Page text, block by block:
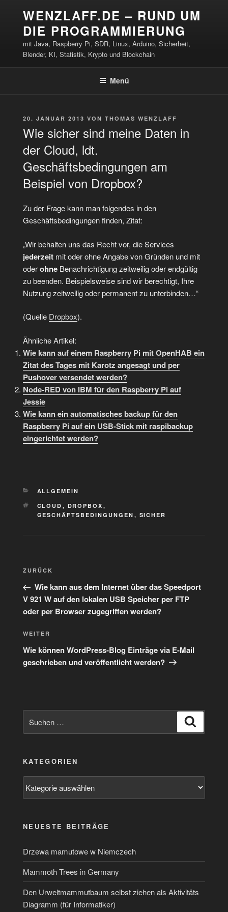
springen
WENZLAFF.DE – RUND UM
DIE PROGRAMMIERUNG
mit Java, Raspberry Pi, SDR, Linux, Arduino, Sicherheit,
Blender, KI, Statistik, Krypto und Blockchain
Menü
VERÖFFENTLICHT
20. JANUAR 2013 VON THOMAS WENZLAFF
Wie sicher sind meine Daten in
der Cloud, ldt.
Geschäftsbedingungen am
Beispiel von Dropbox?
Zu der Frage kann man folgendes in den
Geschäftsbedingungen finden, Zitat:
„Wir behalten uns das Recht vor, die Services
jederzeit mit oder ohne Angabe von Gründen und mit
oderohne Benachrichtigung zeitweilig oder endgültig
zu beenden. Beispielsweise sind wir berechtigt, Ihre
Nutzung zeitweilig oder permanent zu unterbinden…“
(Quelle Dropbox).
Ähnliche Artikel:
Wie kann auf einem Raspberry Pi mit OpenHAB ein
Zitat des Tages mit Karotz angesagt und per
Pushover versendet werden?
Node-RED von IBM für den Raspberry Pi auf
Jessie
Wie kann ein automatisches backup für den
Raspberry Pi auf ein USB-Stick mit raspibackup
eingerichtet werden?
KATEGORIEN
ALLGEMEIN
SCHLAGWÖRTER
CLOUD , DROPBOX ,
GESCHÄFTSBEDINGUNGEN , SICHER
Beitragsnavigation
Vorheriger
Beitrag
ZURÜCK
Wie kann aus dem Internet über das Speedport
V 921 W auf den lokalen USB Speicher per FTP
oder per Browser zugegriffen werden?
Nächster
Beitrag
WEITER
Wie können WordPress-Blog Einträge via E-Mail
geschrieben und veröffentlicht werden?
nach:
KATEGORIEN
NEUESTE BEITRÄGE
Drzewa mamutowe w Niemczech
Mammoth Trees in Germany
Den Urweltmammutbaum selbst ziehen als Aktivitäts
Diagramm (für Informatiker)